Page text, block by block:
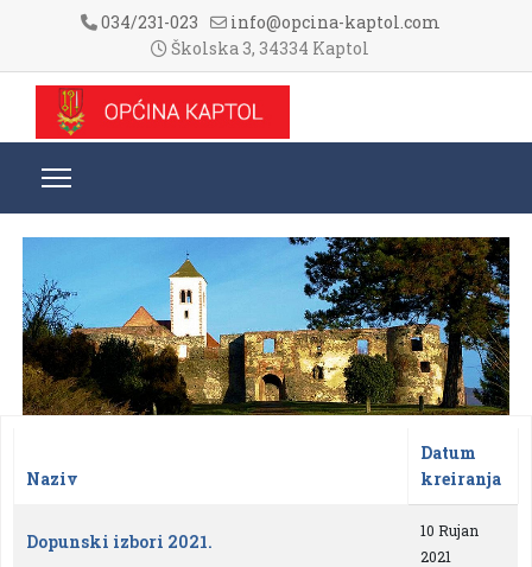
034/231-023
info@opcina-kaptol.com
Školska 3, 34334 Kaptol
Naziv
Datum
kreiranja
Dopunski izbori 2021.
10 Rujan
2021